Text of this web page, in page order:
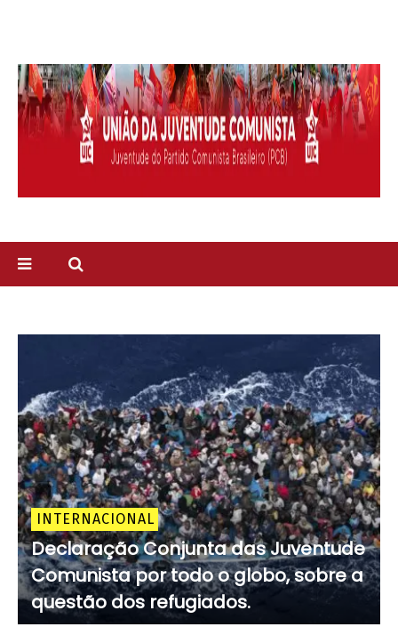
INTERNACIONAL
Declaração Conjunta das Juventude
Comunista por todo o globo, sobre a
questão dos refugiados.